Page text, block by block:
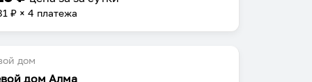
₽ × 4 платежа
дом
дом Алма